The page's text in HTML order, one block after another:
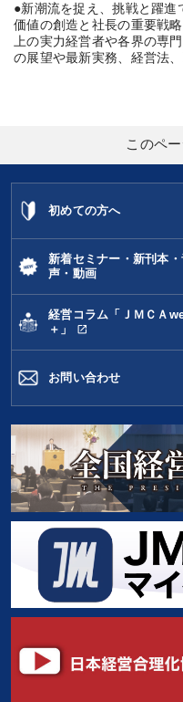
●新潮流を捉え、挑戦と躍
価値の創造と社長の重要戦
上の実力経営者や各界の専
の展望や最新実務、経営法
このペ
初めての方へ
新着セミナー・新刊本・
声・動画
経営コラム「ＪＭＣＡ
＋」
open_in_new
お問い合わせ